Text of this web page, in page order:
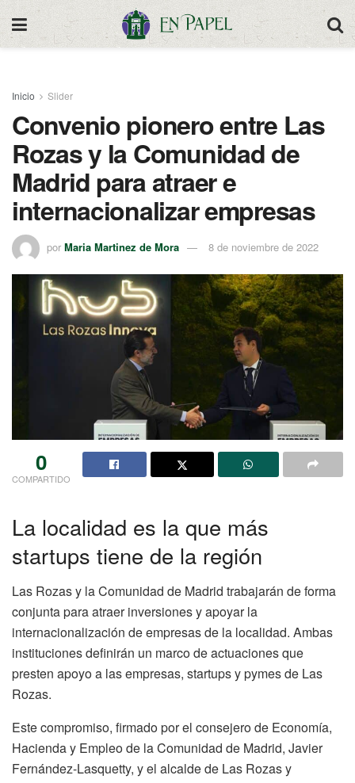
Inicio Slider
Convenio pionero entre Las
Rozas y la Comunidad de
Madrid para atraer e
internacionalizar empresas
por Maria Martinez de Mora 8 de noviembre de 2022
0
COMPARTIDO
La localidad es la que más
startups tiene de la región
Las Rozas y la Comunidad de Madrid trabajarán de forma
conjunta para atraer inversiones y apoyar la
internacionalización de empresas de la localidad. Ambas
instituciones definirán un marco de actuaciones que
presten apoyo a las empresas, startups y pymes de Las
Rozas.
Este compromiso, firmado por el consejero de Economía,
Hacienda y Empleo de la Comunidad de Madrid, Javier
Fernández-Lasquetty, y el alcalde de Las Rozas y